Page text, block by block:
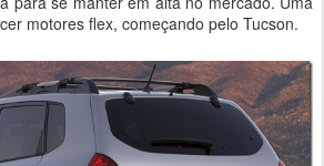
motores flex, começando pelo Tucson.